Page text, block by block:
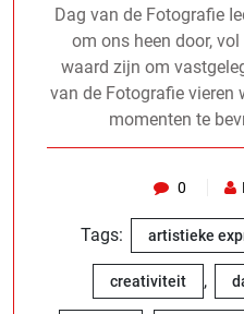
Dag van de Fotografie
om ons heen door,
waard zijn om
van de Fotografie vieren
momenten te
0
Tags: artistieke
creativiteit ,